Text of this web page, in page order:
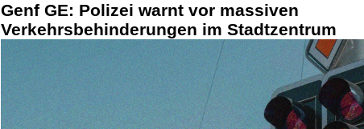
Genf GE: Polizei warnt vor massiven
Verkehrsbehinderungen im Stadtzentrum